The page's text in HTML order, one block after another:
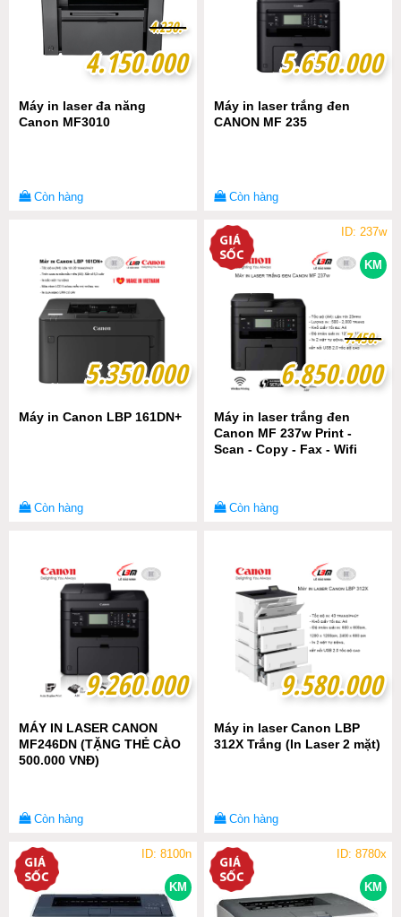
4.150.000
4.150.000
4.230.-
4.230.-
Máy in laser đa năng
Canon MF3010
Còn hàng
5.650.000
5.650.000
Máy in laser trắng đen
CANON MF 235
Còn hàng
5.350.000
5.350.000
Máy in Canon LBP 161DN+
Còn hàng
KM
ID: 237w
6.850.000
6.850.000
7.450.-
7.450.-
Máy in laser trắng đen
Canon MF 237w Print -
Scan - Copy - Fax - Wifi
Còn hàng
9.260.000
9.260.000
MÁY IN LASER CANON
MF246DN (TẶNG THẺ CÀO
500.000 VNĐ)
Còn hàng
9.580.000
9.580.000
Máy in laser Canon LBP
312X Trắng (In Laser 2 mặt)
Còn hàng
KM
ID: 8100n
KM
ID: 8780x